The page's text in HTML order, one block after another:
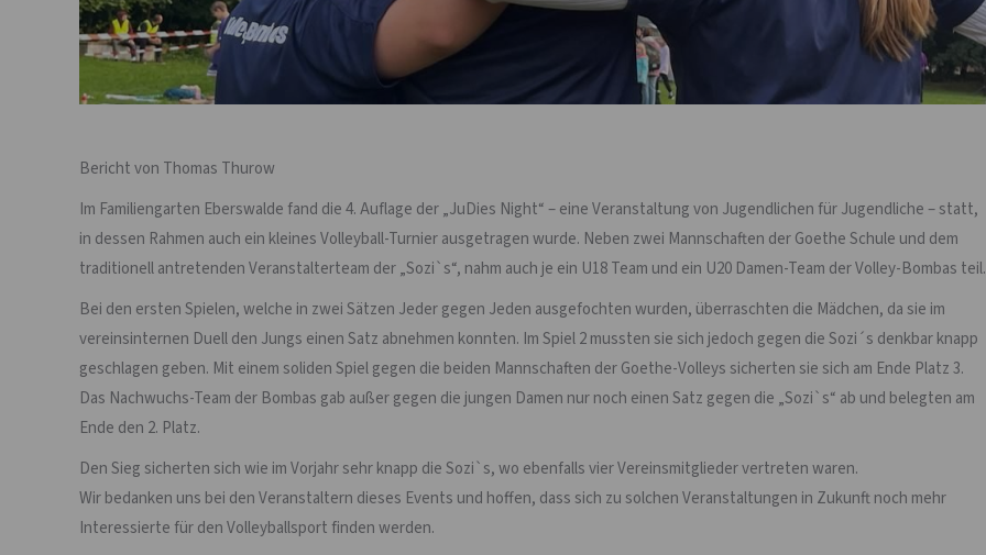
Bericht von Thomas Thurow
Im Familiengarten Eberswalde fand die 4. Auflage der „JuDies Night“ – eine Veranstaltung von Jugendlichen für Jugendliche – statt,
in dessen Rahmen auch ein kleines Volleyball-Turnier ausgetragen wurde. Neben zwei Mannschaften der Goethe Schule und dem
traditionell antretenden Veranstalterteam der „Sozi`s“, nahm auch je ein U18 Team und ein U20 Damen-Team der Volley-Bombas teil.
Bei den ersten Spielen, welche in zwei Sätzen Jeder gegen Jeden ausgefochten wurden, überraschten die Mädchen, da sie im
vereinsinternen Duell den Jungs einen Satz abnehmen konnten. Im Spiel 2 mussten sie sich jedoch gegen die Sozi´s denkbar knapp
geschlagen geben. Mit einem soliden Spiel gegen die beiden Mannschaften der Goethe-Volleys sicherten sie sich am Ende Platz 3.
Das Nachwuchs-Team der Bombas gab außer gegen die jungen Damen nur noch einen Satz gegen die „Sozi`s“ ab und belegten am
Ende den 2. Platz.
Den Sieg sicherten sich wie im Vorjahr sehr knapp die Sozi`s, wo ebenfalls vier Vereinsmitglieder vertreten waren.
Wir bedanken uns bei den Veranstaltern dieses Events und hoffen, dass sich zu solchen Veranstaltungen in Zukunft noch mehr
Interessierte für den Volleyballsport finden werden.